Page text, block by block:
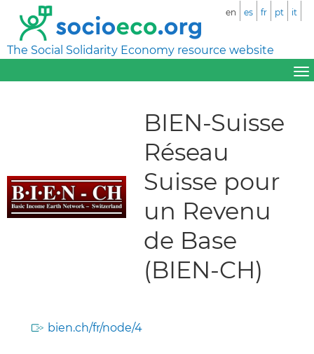
The Social Solidarity Economy resource website
en es fr pt it
BIEN-Suisse
Réseau
Suisse pour
un Revenu
de Base
(BIEN-CH)
bien.ch/fr/node/4